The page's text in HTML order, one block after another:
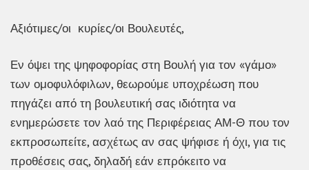
Αξιότιμες/οι κυρίες/οι Βουλευτές,
Εν όψει της ψηφοφορίας στη Βουλή για τον «γάμο»
των ομοφυλόφιλων, θεωρούμε υποχρέωση που
πηγάζει από τη βουλευτική σας ιδιότητα να
ενημερώσετε τον λαό της Περιφέρειας ΑΜ-Θ που τον
εκπροσωπείτε, ασχέτως αν σας ψήφισε ή όχι, για τις
προθέσεις σας, δηλαδή εάν επρόκειτο να